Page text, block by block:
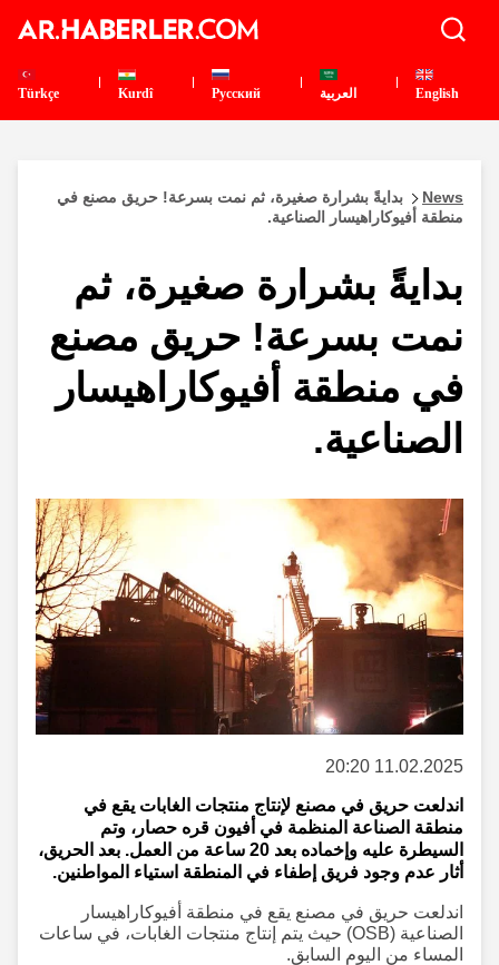
English العربية Pусский
Kurdî
Türkçe
News
بدايةً بشرارة صغيرة، ثم نمت بسرعة! حريق مصنع في
منطقة أفيوكاراهيسار الصناعية.
بدايةً بشرارة صغيرة، ثم
نمت بسرعة! حريق مصنع
في منطقة أفيوكاراهيسار
الصناعية.
11.02.2025 20:20
اندلعت حريق في مصنع لإنتاج منتجات الغابات يقع في
منطقة الصناعة المنظمة في أفيون قره حصار، وتم
السيطرة عليه وإخماده بعد 20 ساعة من العمل. بعد الحريق،
أثار عدم وجود فريق إطفاء في المنطقة استياء المواطنين.
اندلعت حريق في مصنع يقع في منطقة أفيوكاراهيسار
الصناعية (OSB) حيث يتم إنتاج منتجات الغابات، في ساعات
المساء من اليوم السابق.